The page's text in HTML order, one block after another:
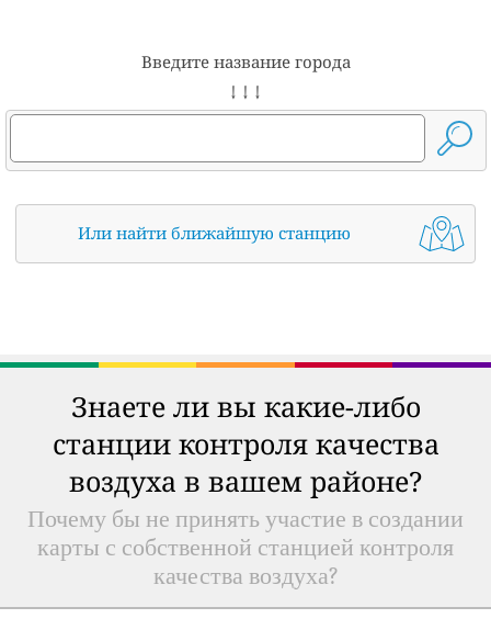
Введите название города
↓ ↓ ↓
Или найти ближайшую станцию
Знаете ли вы какие-либо
станции контроля качества
воздуха в вашем районе?
Почему бы не принять участие в создании
карты с собственной станцией контроля
качества воздуха?